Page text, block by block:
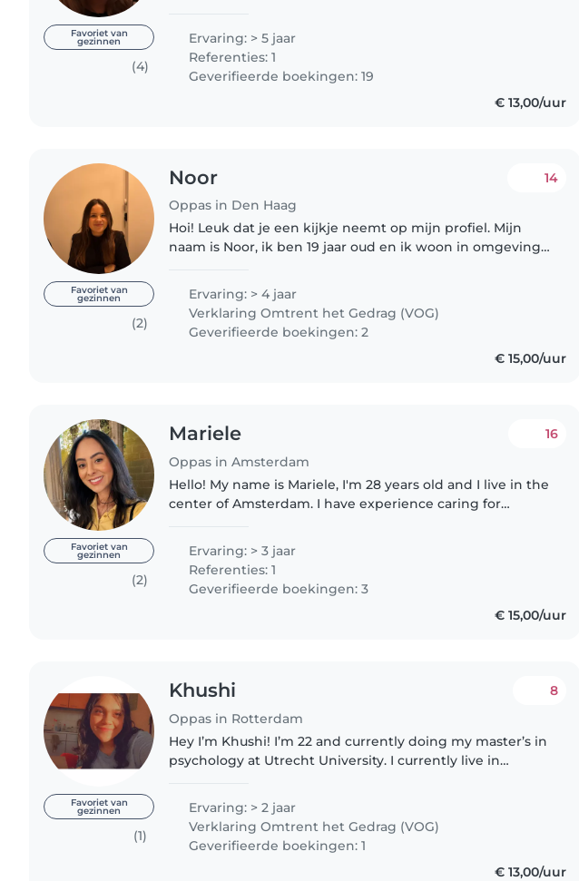
Favoriet van
gezinnen
(4)
Ervaring: > 5 jaar
Referenties: 1
Geverifieerde boekingen: 19
€ 13,00/uur
Favoriet van
gezinnen
(2)
Noor
Oppas in Den Haag
14
Hoi! Leuk dat je een kijkje neemt op mijn profiel. Mijn
naam is Noor, ik ben 19 jaar oud en ik woon in omgeving
adresje om bij op..
Ervaring: > 4 jaar
Verklaring Omtrent het Gedrag (VOG)
Geverifieerde boekingen: 2
€ 15,00/uur
Favoriet van
gezinnen
(2)
Mariele
Oppas in Amsterdam
16
Hello! My name is Mariele, I'm 28 years old and I live in the
center of Amsterdam. I have experience caring for
that taking..
Ervaring: > 3 jaar
Referenties: 1
Geverifieerde boekingen: 3
€ 15,00/uur
Favoriet van
gezinnen
(1)
Khushi
Oppas in Rotterdam
8
Hey I’m Khushi! I’m 22 and currently doing my master’s in
psychology at Utrecht University. I currently live in
who genuinely..
Ervaring: > 2 jaar
Verklaring Omtrent het Gedrag (VOG)
Geverifieerde boekingen: 1
€ 13,00/uur